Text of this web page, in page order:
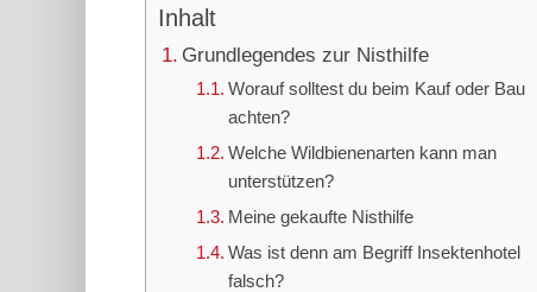
Inhalt
Grundlegendes zur Nisthilfe
Worauf solltest du beim Kauf oder Bau
achten?
Welche Wildbienenarten kann man
unterstützen?
Meine gekaufte Nisthilfe
Was ist denn am Begriff Insektenhotel
falsch?